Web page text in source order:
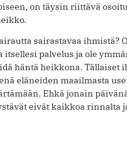
on täysin riittävä
sairastavaa ihmistä?
itsellesi palvelus ja ole
häntä heikkona. Tällaiset
eläneiden maailmasta
Ehkä jonain
eivät kaikkoa rinnalta